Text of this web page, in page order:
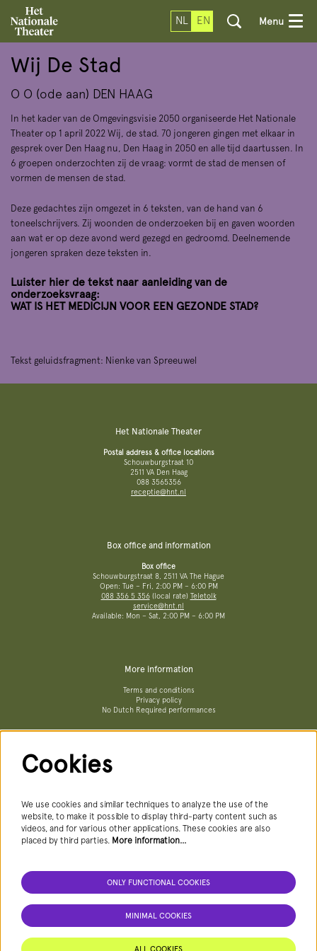
NL EN Menu
Wij De Stad
O O (ode aan) DEN HAAG
In het kader van de Omgevingsvisie 2050 organiseerde Het Nationale
Theater op 1 april 2022 Wij, de stad. 70 jongeren gingen met elkaar in
gesprek over Den Haag nu, Den Haag in 2050 en alle tijd daartussen. In
6 groepen onderzochten zij de vraag: vormt de stad de mensen of
vormen de mensen de stad.
Deze gedachtes zijn omgezet in 6 teksten, van de hand van 6
toneelschrijvers. Zij woonden de onderzoeken bij en gaven woorden
aan wat er op deze avond werd gezegd en gedroomd. Deelnemende
jongeren spraken deze teksten in.
Luister hier de tekst naar aanleiding van de
onderzoeksvraag:
WAT IS HET MEDICIJN VOOR EEN GEZONDE STAD?
Tekst geluidsfragment: Nienke van Spreeuwel
Het Nationale Theater
Postal address & office locations
Schouwburgstraat 10
2511 VA Den Haag
088 3565356
receptie@hnt.nl
Box office and information
Box office
Schouwburgstraat 8, 2511 VA The Hague
Open: Tue – Fri, 2:00 PM – 6:00 PM
088 356 5 356(local rate) Teletolk
service@hnt.nl
Available: Mon – Sat, 2:00 PM – 6:00 PM
More information
Terms and conditions
Privacy policy
No Dutch Required performances
Newsletter
SIGN UP NEWSLETTER
Cookies
We use cookies and similar techniques to analyze the use of the
website, to make it possible to display third-party content such as
videos, and for various other applications. These cookies are also
placed by third parties. More information…
ONLY FUNCTIONAL COOKIES
MINIMAL COOKIES
ALL COOKIES